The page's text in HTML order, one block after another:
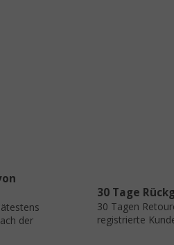
der
30 Tage
30 Tagen
registrierte